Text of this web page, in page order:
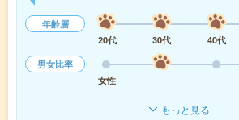
年齢層
20代
30代 40代
男女比率
女性
もっと見る